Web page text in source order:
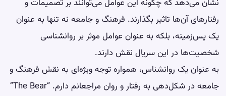
نشان می‌دهد که چگونه این عوامل می‌توانند بر تصمیمات و
رفتارهای آن‌ها تاثیر بگذارند. فرهنگ و جامعه نه تنها به عنوان
یک پس‌زمینه، بلکه به عنوان عوامل موثر بر روانشناسی
شخصیت‌ها در این سریال نقش دارند.
به عنوان یک روانشناس، همواره توجه ویژه‌ای به نقش فرهنگ و
جامعه در شکل‌دهی به رفتار و روان مراجعانم دارم. “The Bear”